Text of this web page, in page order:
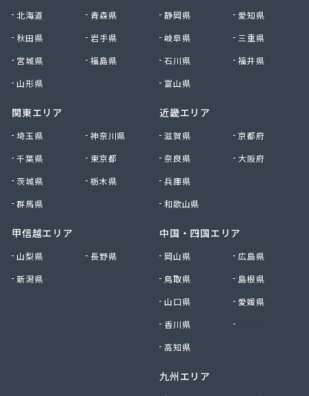
北海道
青森県
秋田県
岩手県
宮城県
福島県
山形県
関東エリア
埼玉県
神奈川県
千葉県
東京都
茨城県
栃木県
群馬県
甲信越エリア
山梨県
長野県
新潟県
静岡県
愛知県
岐阜県
三重県
石川県
福井県
富山県
近畿エリア
滋賀県
京都府
奈良県
大阪府
兵庫県
和歌山県
中国・四国エリア
岡山県
広島県
鳥取県
島根県
山口県
愛媛県
香川県
高知県
九州エリア